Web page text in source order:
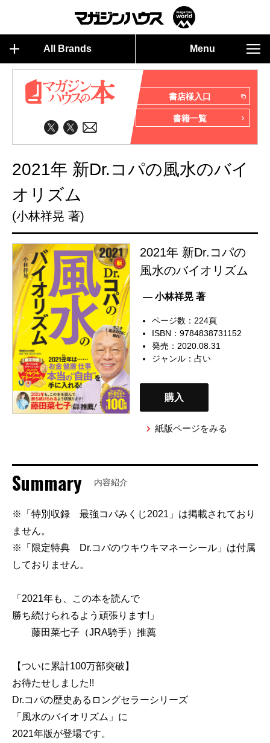
All Brands Menu
書店様入口
書籍一覧
2021年 新Dr.コパの風水のバイ
オリズム
(小林祥晃 著)
2021年 新Dr.コパの
風水のバイオリズム
— 小林祥晃 著
ページ数：224頁
ISBN：9784838731152
発売：2020.08.31
ジャンル：占い
購入
紙版ページをみる
Summary 内容紹介
※「特別収録 最強コパみくじ2021」は掲載されており
ません。
※「限定特典 Dr.コパのウキウキマネーシール」は付属
しておりません。
「2021年も、この本を読んで
勝ち続けられるよう頑張ります!」
藤田菜七子（JRA騎手）推薦
【ついに累計100万部突破】
お待たせしました!!
Dr.コパの歴史あるロングセラーシリーズ
「風水のバイオリズム」に
2021年版が登場です。